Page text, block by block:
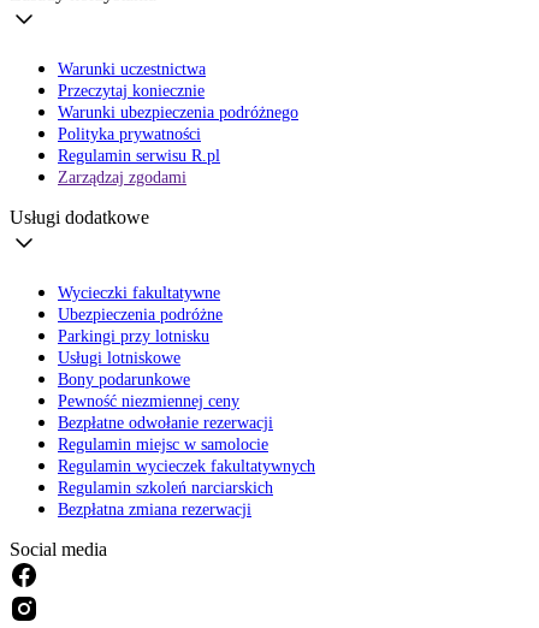
Warunki uczestnictwa
Przeczytaj koniecznie
Warunki ubezpieczenia podróżnego
Polityka prywatności
Regulamin serwisu R.pl
Zarządzaj zgodami
Usługi dodatkowe
Wycieczki fakultatywne
Ubezpieczenia podróżne
Parkingi przy lotnisku
Usługi lotniskowe
Bony podarunkowe
Pewność niezmiennej ceny
Bezpłatne odwołanie rezerwacji
Regulamin miejsc w samolocie
Regulamin wycieczek fakultatywnych
Regulamin szkoleń narciarskich
Bezpłatna zmiana rezerwacji
Social media